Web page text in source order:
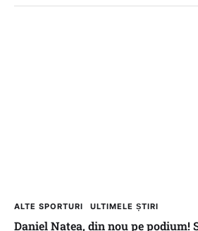
ALTE SPORTURI ULTIMELE ȘTIRI
Daniel Natea, din nou pe podium!